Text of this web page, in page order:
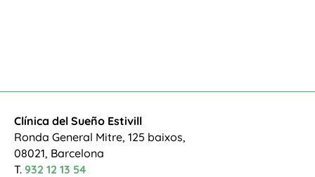
Clínica del Sueño Estivill
Ronda General Mitre, 125 baixos,
08021, Barcelona
T. 932 12 13 54